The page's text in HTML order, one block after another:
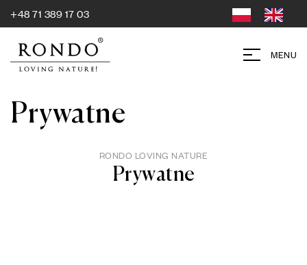
+48 71 389 17 03
MENU
Prywatne
RONDO LOVING NATURE
Prywatne